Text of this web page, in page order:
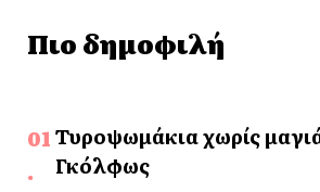
Πιο δημοφιλή
Τυροψωμάκια χωρίς
Γκόλφως